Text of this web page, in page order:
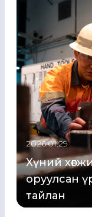
2026.01.29
Хүний
оруулсан
тайлан